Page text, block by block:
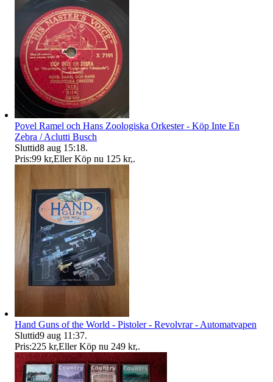
Povel Ramel och Hans Zoologiska Orkester - Köp Inte En
Zebra / Aclutti Busch
Sluttid8 aug 15:18.
Pris:99 kr,Eller Köp nu 125 kr,.
Hand Guns of the World - Pistoler - Revolvrar - Automatvapen
Sluttid9 aug 11:37.
Pris:225 kr,Eller Köp nu 249 kr,.